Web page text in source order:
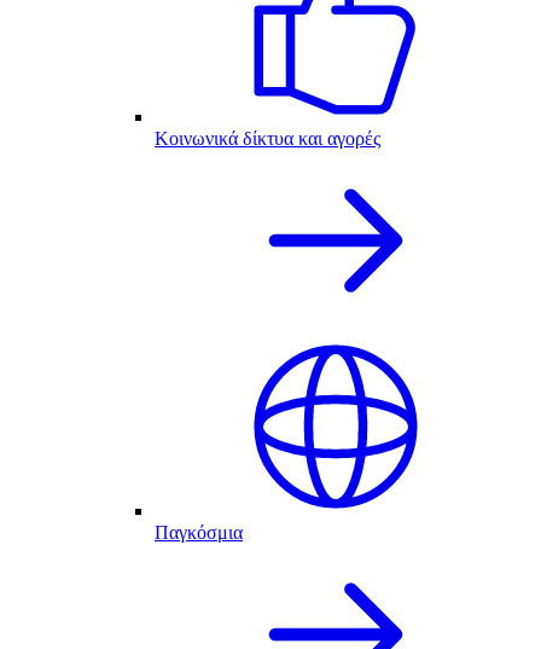
Κοινωνικά δίκτυα και αγορές
Παγκόσμια